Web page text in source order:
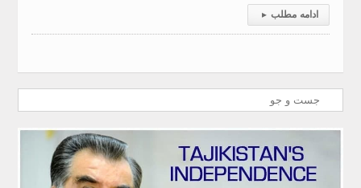
ادامه مطلب ▸